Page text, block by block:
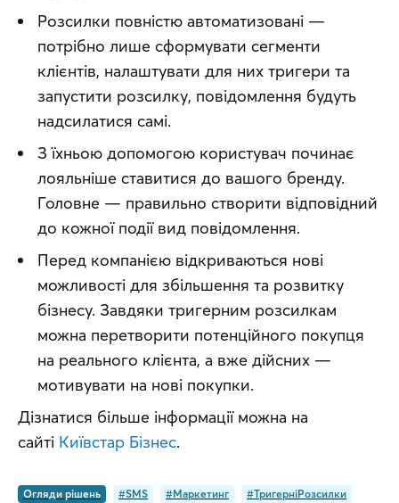
Розсилки повністю автоматизовані —
потрібно лише сформувати сегменти
клієнтів, налаштувати для них тригери та
запустити розсилку, повідомлення будуть
надсилатися самі.
З їхньою допомогою користувач починає
лояльніше ставитися до вашого бренду.
Головне — правильно створити відповідний
до кожної події вид повідомлення.
Перед компанією відкриваються нові
можливості для збільшення та розвитку
бізнесу. Завдяки тригерним розсилкам
можна перетворити потенційного покупця
на реального клієнта, а вже дійсних —
мотивувати на нові покупки.
Дізнатися більше інформації можна на
сайті Київстар Бізнес.
Огляди рішень #SMS #Маркетинг #ТригерніРозсилки